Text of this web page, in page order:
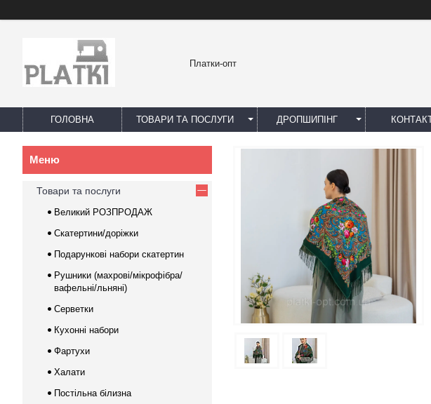
Платки-опт
ГОЛОВНА ТОВАРИ ТА ПОСЛУГИ ДРОПШИПІНГ
Товари та послуги
Великий РОЗПРОДАЖ
Скатертини/доріжки
Подарункові набори скатертин
Рушники (махрові/мікрофібра/
вафельні/льняні)
Серветки
Кухонні набори
Фартухи
Халати
Постільна білизна